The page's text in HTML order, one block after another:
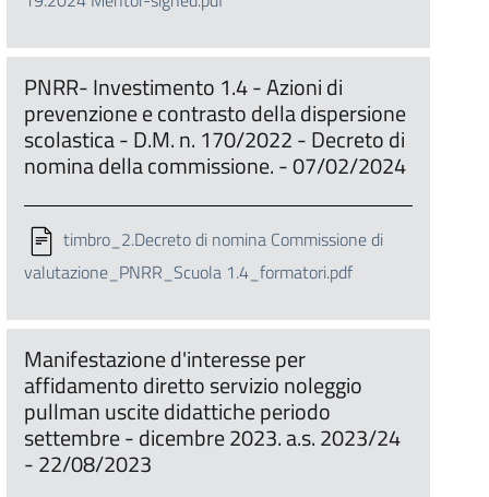
PNRR- Investimento 1.4 - Azioni di
prevenzione e contrasto della dispersione
scolastica - D.M. n. 170/2022 - Decreto di
nomina della commissione. - 07/02/2024
timbro_2.Decreto di nomina Commissione di
valutazione_PNRR_Scuola 1.4_formatori.pdf
Manifestazione d'interesse per
affidamento diretto servizio noleggio
pullman uscite didattiche periodo
settembre - dicembre 2023. a.s. 2023/24
- 22/08/2023